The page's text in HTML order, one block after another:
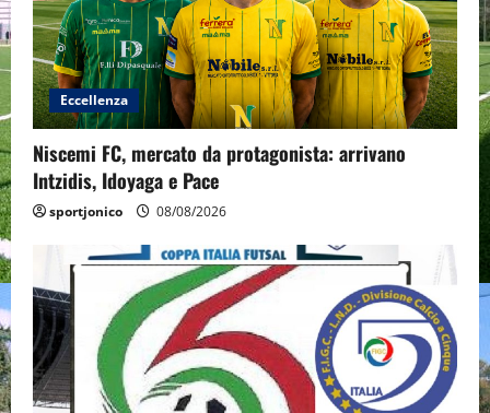
Eccellenza
Niscemi FC, mercato da protagonista: arrivano
Intzidis, Idoyaga e Pace
sportjonico 08/08/2026